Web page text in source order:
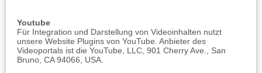
Youtube
Für Integration und Darstellung von Videoinhalten nutzt
unsere Website Plugins von YouTube. Anbieter des
Videoportals ist die YouTube, LLC, 901 Cherry Ave., San
Bruno, CA 94066, USA.